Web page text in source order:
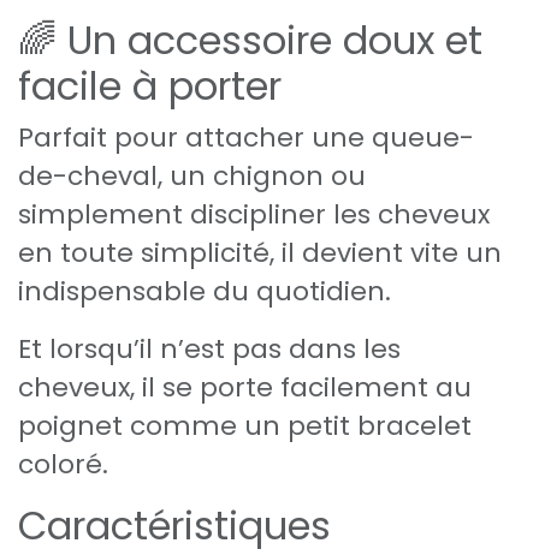
🌈 Un accessoire doux et
facile à porter
Parfait pour attacher une queue-
de-cheval, un chignon ou
simplement discipliner les cheveux
en toute simplicité, il devient vite un
indispensable du quotidien.
Et lorsqu’il n’est pas dans les
cheveux, il se porte facilement au
poignet comme un petit bracelet
coloré.
Caractéristiques